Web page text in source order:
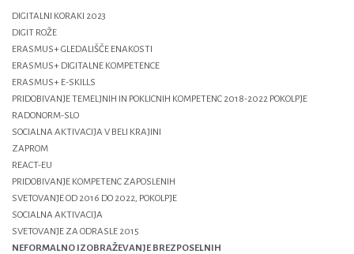
DIGITALNI KORAKI 2023
DIGIT ROŽE
ERASMUS+ GLEDALIŠČE ENAKOSTI
ERASMUS+ DIGITALNE KOMPETENCE
ERASMUS+ E-SKILLS
PRIDOBIVANJE TEMELJNIH IN POKLICNIH KOMPETENC 2018-2022 POKOLPJE
RADONORM-SLO
SOCIALNA AKTIVACIJA V BELI KRAJINI
ZAPROM
REACT-EU
PRIDOBIVANJE KOMPETENC ZAPOSLENIH
SVETOVANJE OD 2016 DO 2022, POKOLPJE
SOCIALNA AKTIVACIJA
SVETOVANJE ZA ODRASLE 2015
NEFORMALNO IZOBRAŽEVANJE BREZPOSELNIH